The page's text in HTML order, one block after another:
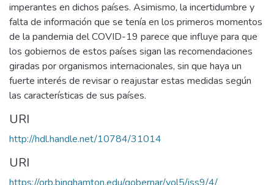
imperantes en dichos países. Asimismo, la incertidumbre y
falta de información que se tenía en los primeros momentos
de la pandemia del COVID-19 parece que influye para que
los gobiernos de estos países sigan las recomendaciones
giradas por organismos internacionales, sin que haya un
fuerte interés de revisar o reajustar estas medidas según
las características de sus países.
URI
http://hdl.handle.net/10784/31014
URI